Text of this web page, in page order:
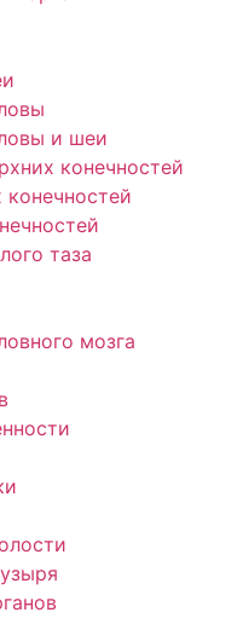
и шеи
конечностей
таза
мозга